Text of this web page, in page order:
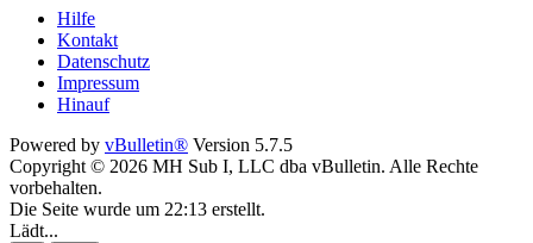
Hilfe
Kontakt
Datenschutz
Impressum
Hinauf
Powered by vBulletin® Version 5.7.5
Copyright © 2026 MH Sub I, LLC dba vBulletin. Alle Rechte
vorbehalten.
Die Seite wurde um 22:13 erstellt.
Lädt...